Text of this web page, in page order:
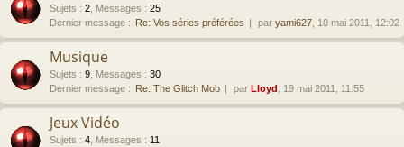
Sujets : 2 Messages : 25
Dernier message : Re: Vos séries préférées par yami627 , 10 mai 2011, 12:02
Musique
Sujets : 9 Messages : 30
Dernier message : Re: The Glitch Mob par Lloyd , 19 mai 2011, 11:55
Jeux Vidéo
Sujets : 4 Messages : 11